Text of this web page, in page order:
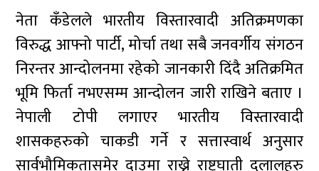
नेता कँडेलले भारतीय विस्तारवादी अतिक्रमणका
विरुद्ध आफ्नो पार्टी, मोर्चा तथा सबै जनवर्गीय संगठन
निरन्तर आन्दोलनमा रहेको जानकारी दिंदै अतिक्रमित
भूमि फिर्ता नभएसम्म आन्दोलन जारी राखिने बताए ।
नेपाली टोपी लगाएर भारतीय विस्तारवादी
शासकहरुको चाकडी गर्ने र सत्तास्वार्थ अनुसार
सार्वभौमिकतासमेर दाउमा राख्ने राष्ट्रघाती दलालहरु